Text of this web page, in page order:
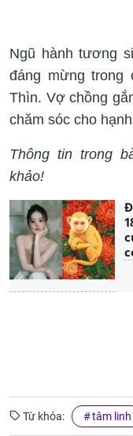
Ngũ hành tương
đáng mừng trong
Thìn. Vợ chồng
chăm sóc cho
Thông tin trong
khảo!
Từ khóa: tâm linh